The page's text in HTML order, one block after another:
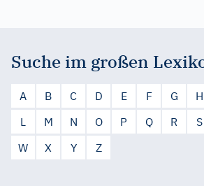
Suche im großen
A B C D E F G H
L
M N O P Q R S
W
X Y Z